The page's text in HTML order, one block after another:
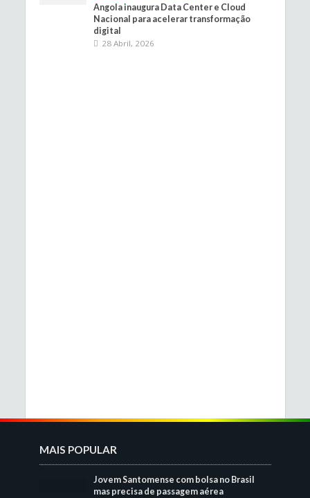
Angola inaugura Data Center e Cloud
Nacional para acelerar transformação
digital
28 Abril, 2026
MAIS POPULAR
Jovem Santomense com bolsa no Brasil
mas precisa de passagem aérea